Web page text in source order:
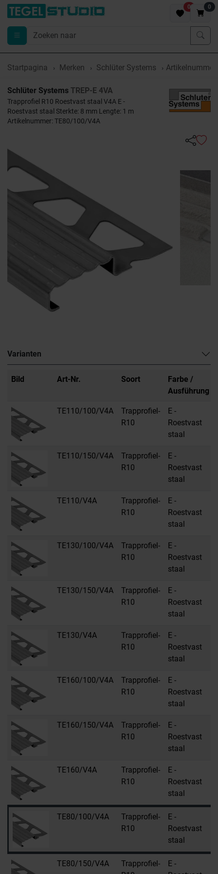
0 0
Startpagina Merken Schlüter Systems
Schlüter Systems TREP-E 4VA
Trapprofiel R10 Roestvast staal V4A E -
Roestvast staal Sterkte: 8 mm Lengte: 1 m
Artikelnummer: TE80/100/V4A
Varianten
Bild Art-Nr. Soort
Farbe /
Ausführung
TE110/100/V4A
Trapprofiel-
R10
E -
Roestvast
staal
TE110/150/V4A
Trapprofiel-
R10
E -
Roestvast
staal
TE110/V4A
Trapprofiel-
R10
E -
Roestvast
staal
TE130/100/V4A
Trapprofiel-
R10
E -
Roestvast
staal
TE130/150/V4A
Trapprofiel-
R10
E -
Roestvast
staal
TE130/V4A
Trapprofiel-
R10
E -
Roestvast
staal
TE160/100/V4A
Trapprofiel-
R10
E -
Roestvast
staal
TE160/150/V4A
Trapprofiel-
R10
E -
Roestvast
staal
TE160/V4A
Trapprofiel-
R10
E -
Roestvast
staal
TE80/100/V4A
Trapprofiel-
R10
E -
Roestvast
staal
TE80/150/V4A
Trapprofiel-
E -